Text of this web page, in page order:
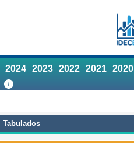
2024 2023 2022 2021 2020
Tabulados